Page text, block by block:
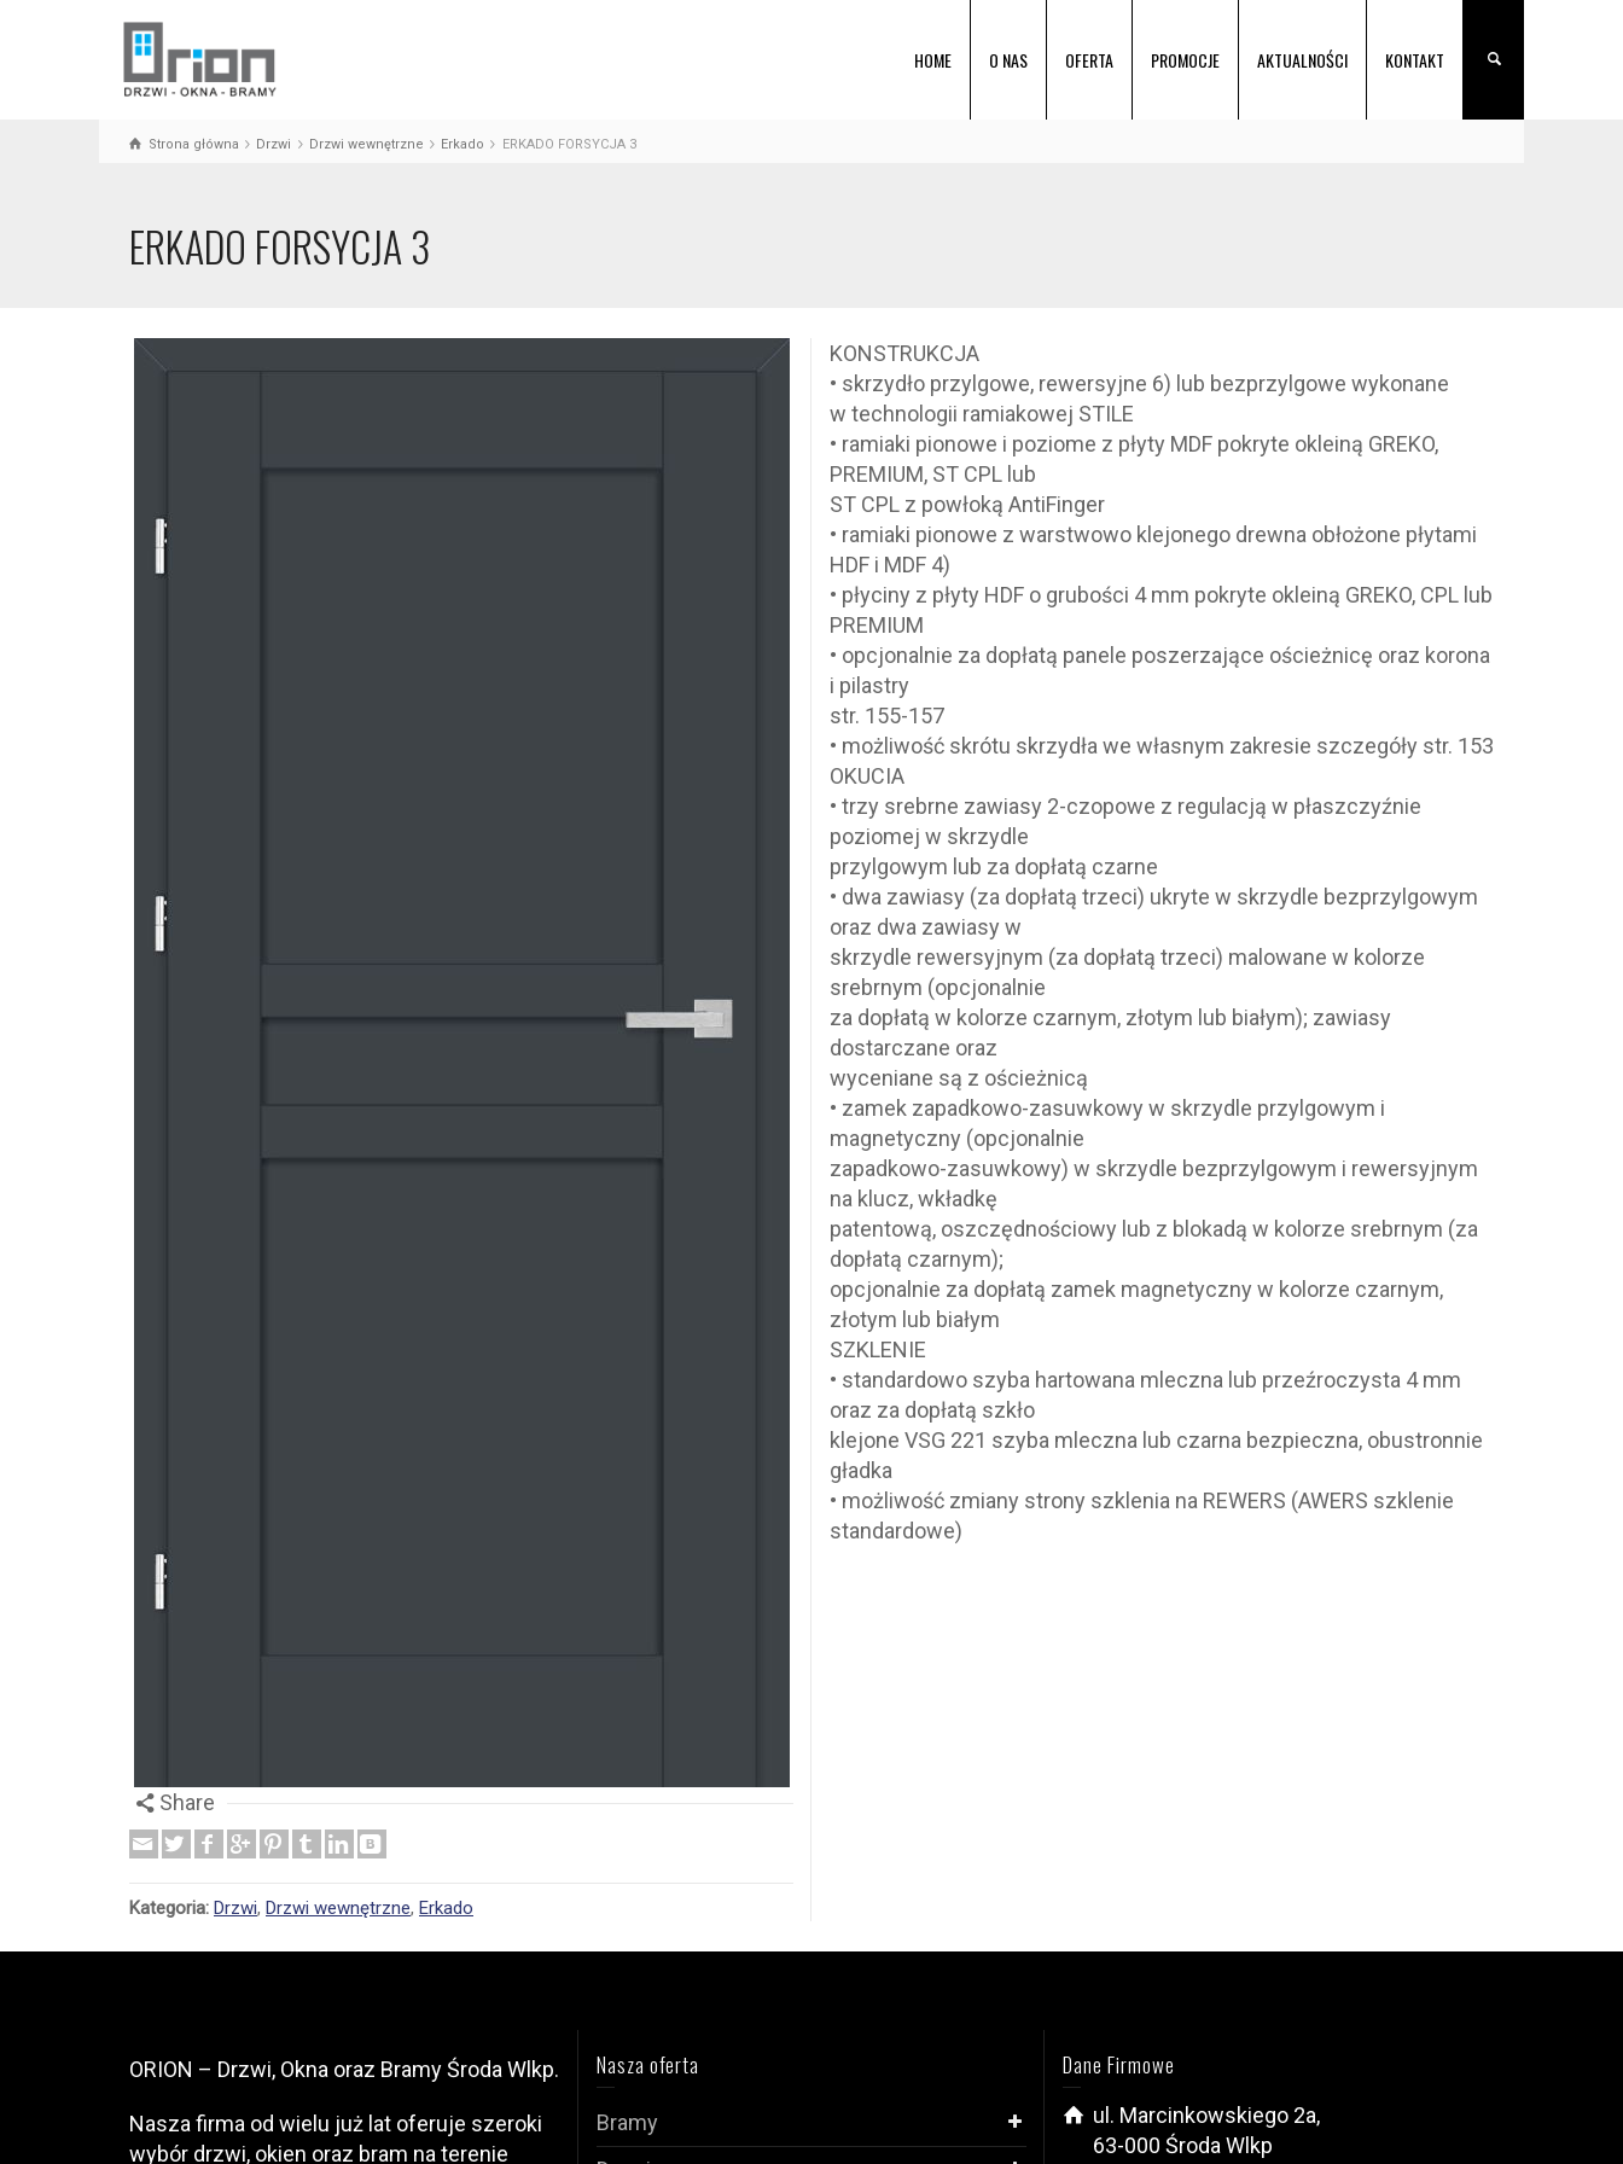
HOME O NAS OFERTA PROMOCJE AKTUALNOŚCI KONTAKT
Strona główna Drzwi Drzwi wewnętrzne Erkado ERKADO FORSYCJA 3
ERKADO FORSYCJA 3
Share
Kategoria: Drzwi, Drzwi wewnętrzne, Erkado
KONSTRUKCJA
• skrzydło przylgowe, rewersyjne 6) lub bezprzylgowe wykonane
w technologii ramiakowej STILE
• ramiaki pionowe i poziome z płyty MDF pokryte okleiną GREKO,
PREMIUM, ST CPL lub
ST CPL z powłoką AntiFinger
• ramiaki pionowe z warstwowo klejonego drewna obłożone płytami
HDF i MDF 4)
• płyciny z płyty HDF o grubości 4 mm pokryte okleiną GREKO, CPL lub
PREMIUM
• opcjonalnie za dopłatą panele poszerzające ościeżnicę oraz korona
i pilastry
str. 155-157
• możliwość skrótu skrzydła we własnym zakresie szczegóły str. 153
OKUCIA
• trzy srebrne zawiasy 2-czopowe z regulacją w płaszczyźnie
poziomej w skrzydle
przylgowym lub za dopłatą czarne
• dwa zawiasy (za dopłatą trzeci) ukryte w skrzydle bezprzylgowym
oraz dwa zawiasy w
skrzydle rewersyjnym (za dopłatą trzeci) malowane w kolorze
srebrnym (opcjonalnie
za dopłatą w kolorze czarnym, złotym lub białym); zawiasy
dostarczane oraz
wyceniane są z ościeżnicą
• zamek zapadkowo-zasuwkowy w skrzydle przylgowym i
magnetyczny (opcjonalnie
zapadkowo-zasuwkowy) w skrzydle bezprzylgowym i rewersyjnym
na klucz, wkładkę
patentową, oszczędnościowy lub z blokadą w kolorze srebrnym (za
dopłatą czarnym);
opcjonalnie za dopłatą zamek magnetyczny w kolorze czarnym,
złotym lub białym
SZKLENIE
• standardowo szyba hartowana mleczna lub przeźroczysta 4 mm
oraz za dopłatą szkło
klejone VSG 221 szyba mleczna lub czarna bezpieczna, obustronnie
gładka
• możliwość zmiany strony szklenia na REWERS (AWERS szklenie
standardowe)
ORION – Drzwi, Okna oraz Bramy Środa Wlkp.
Nasza firma od wielu już lat oferuje szeroki
wybór drzwi, okien oraz bram na terenie
Nasza oferta
Bramy
Dane Firmowe
ul. Marcinkowskiego 2a,
63-000 Środa Wlkp